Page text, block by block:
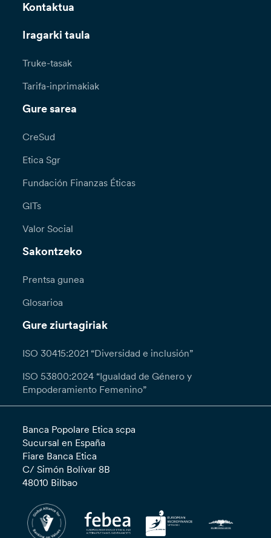
Kontaktua
Iragarki taula
Truke-tasak
Tarifa-inprimakiak
Gure sarea
CreSud
Etica Sgr
Fundación Finanzas Éticas
GITs
Valor Social
Sakontzeko
Prentsa gunea
Glosarioa
Gure ziurtagiriak
ISO 30415:2021 “Diversidad e inclusión”
ISO 53800:2024 “Igualdad de Género y
Empoderamiento Femenino”
Banca Popolare Etica scpa
Sucursal en España
Fiare Banca Etica
C/ Simón Bolívar 8B
48010 Bilbao